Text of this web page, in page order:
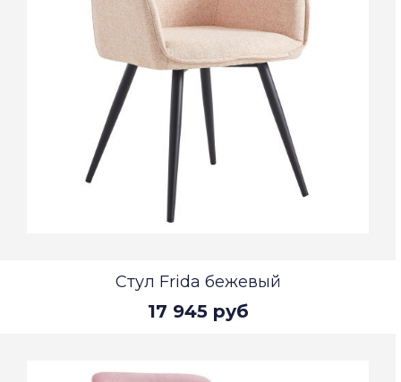
Стул Frida бежевый
17 945 руб